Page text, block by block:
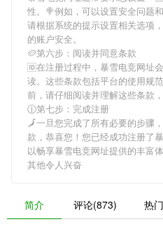
性。🍭例如，可以设置安全问题
请根据系统的提示设置相关选项
的账户安全。
🥔第六步：阅读并同意条款
🆔在注册过程中， 暴雪电竞网址
读。这些条款包括平台的使用规
前，请仔细阅读并理解这些条款
🕧第七步：完成注册
🗾一旦您完成了所有必要的步骤
款，恭喜您！您已经成功注册了
以畅享暴雪电竞网址提供的丰富
其他令人兴奋
简介 评论(873) 热